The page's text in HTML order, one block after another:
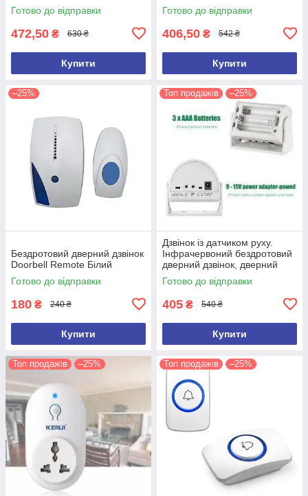
Готово до відправки
472,50 ₴ 630 ₴
Купити
Готово до відправки
406,50 ₴ 542 ₴
Купити
–25%
Бездротовий дверний дзвінок
Doorbell Remote Білий
Готово до відправки
180 ₴ 240 ₴
Купити
Топ продажів –25%
Дзвінок із датчиком руху.
Інфрачервоний бездротовий
дверний дзвінок, дверний
дзвіночок
Готово до відправки
405 ₴ 540 ₴
Купити
Топ продажів –25% Топ продажів –25%